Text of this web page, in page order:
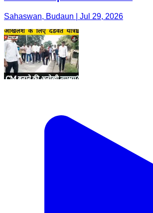
Sahaswan, Budaun | Jul 29, 2026